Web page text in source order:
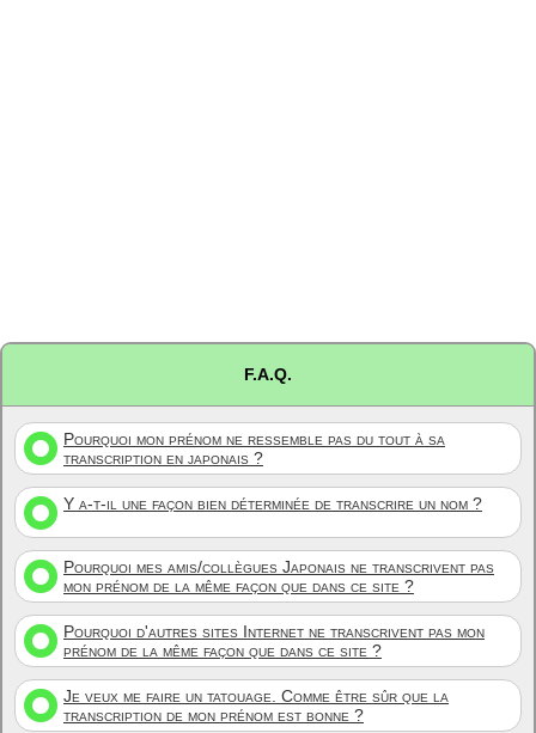
F.A.Q.
Pourquoi mon prénom ne ressemble pas du tout à sa
transcription en japonais ?
Y a-t-il une façon bien déterminée de transcrire un nom ?
Pourquoi mes amis/collègues Japonais ne transcrivent pas
mon prénom de la même façon que dans ce site ?
Pourquoi d'autres sites Internet ne transcrivent pas mon
prénom de la même façon que dans ce site ?
Je veux me faire un tatouage. Comme être sûr que la
transcription de mon prénom est bonne ?